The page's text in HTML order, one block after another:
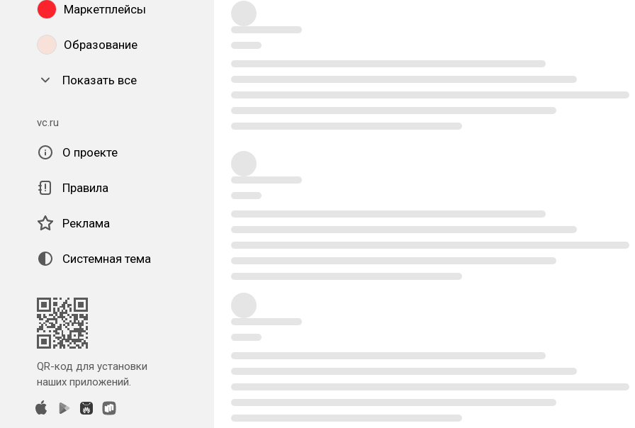
Маркетплейсы
Образование
Показать все
vc.ru
О проекте
Правила
Реклама
Системная тема
QR-код для установки
наших приложений.